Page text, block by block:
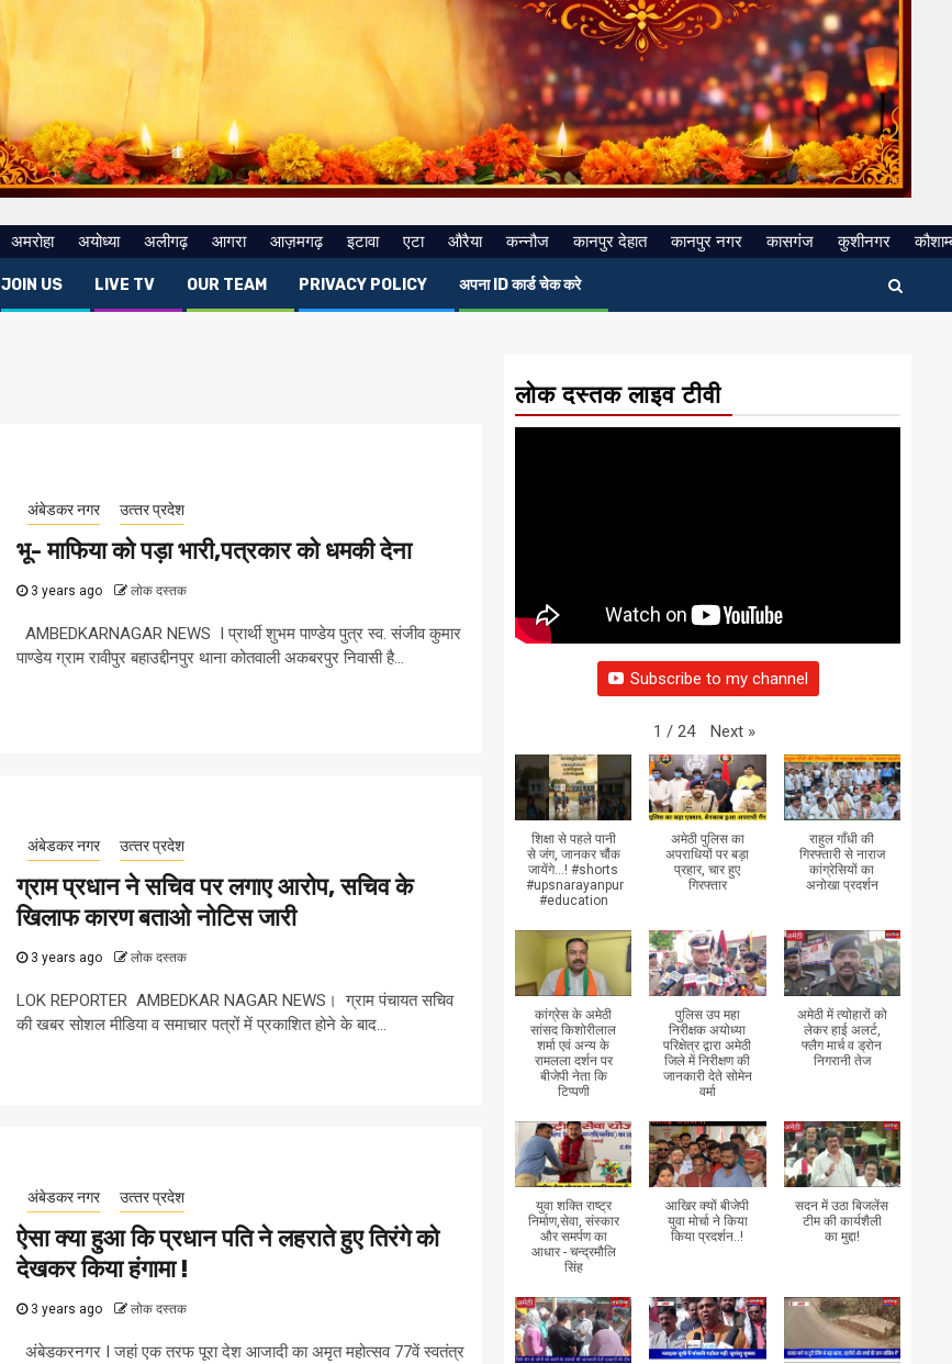
अमरोहा अयोध्या अलीगढ़ आगरा आज़मगढ़ इटावा एटा औरैया कन्नौज कानपुर देहात कानपुर नगर कासगंज कुशीनगर
JOIN US LIVE TV OUR TEAM PRIVACY POLICY अपना ID कार्ड चेक करे
अंबेडकर नगर उत्‍तर प्रदेश
भू- माफिया को पड़ा भारी,पत्रकार को धमकी देना
3 years ago लोक दस्तक
AMBEDKARNAGAR NEWS I प्रार्थी शुभम पाण्डेय पुत्र स्व. संजीव कुमार
पाण्डेय ग्राम रावीपुर बहाउद्दीनपुर थाना कोतवाली अकबरपुर निवासी है...
अंबेडकर नगर उत्‍तर प्रदेश
ग्राम प्रधान ने सचिव पर लगाए आरोप, सचिव के
खिलाफ कारण बताओ नोटिस जारी
3 years ago लोक दस्तक
LOK REPORTER AMBEDKAR NAGAR NEWS। ग्राम पंचायत सचिव
की खबर सोशल मीडिया व समाचार पत्रों में प्रकाशित होने के बाद...
अंबेडकर नगर उत्‍तर प्रदेश
ऐसा क्या हुआ कि प्रधान पति ने लहराते हुए तिरंगे को
देखकर किया हंगामा !
3 years ago लोक दस्तक
अंबेडकरनगर I जहां एक तरफ पूरा देश आजादी का अमृत महोत्सव 77वें स्वतंत्र
लोक दस्तक लाइव टीवी
Subscribe to my channel
1 / 24 Next »
शिक्षा से पहले पानी
से जंग, जानकर चौंक
जायेंगे...! #shorts
#upsnarayanpur
#education
अमेठी पुलिस का
अपराधियों पर बड़ा
प्रहार, चार हुए
गिरफ्तार
राहुल गाँधी की
गिरफ्तारी से नाराज
कांग्रेसियों का
अनोखा प्रदर्शन
कांग्रेस के अमेठी
सांसद किशोरीलाल
शर्मा एवं अन्य के
रामलला दर्शन पर
बीजेपी नेता कि
टिप्पणी
पुलिस उप महा
निरीक्षक अयोध्या
परिक्षेत्र द्वारा अमेठी
जिले में निरीक्षण की
जानकारी देते सोमेन
वर्मा
अमेठी में त्योहारों को
लेकर हाई अलर्ट,
फ्लैग मार्च व ड्रोन
निगरानी तेज
युवा शक्ति राष्ट्र
निर्माण,सेवा, संस्कार
और समर्पण का
आधार - चन्द्रमौलि
सिंह
आखिर क्यों बीजेपी
युवा मोर्चा ने किया
किया प्रदर्शन..!
सदन में उठा बिजलेंस
टीम की कार्यशैली
का मुद्दा!